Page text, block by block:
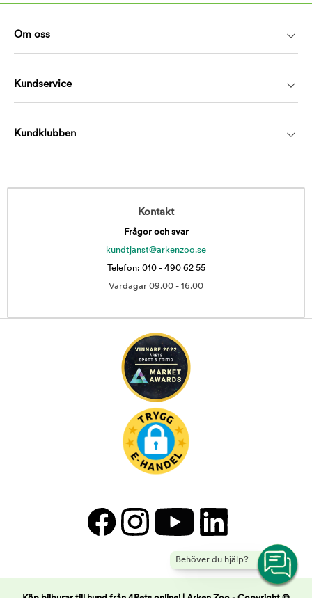
Behöver du hjälp?
Om oss
Kundservice
Kundklubben
Kontakt
Frågor och svar
kundtjanst@arkenzoo.se
Telefon: 010 - 490 62 55
Vardagar 09.00 - 16.00
Köp bilburar till hund från 4Pets online! | Arken Zoo - Copyright ©